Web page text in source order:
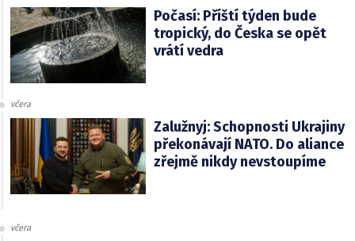
Počasí: Příští týden bude
tropický, do Česka se opět
vrátí vedra
včera
Zalužnyj: Schopnosti Ukrajiny
překonávají NATO. Do aliance
zřejmě nikdy nevstoupíme
včera